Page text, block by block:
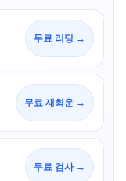
무료 리딩 →
무료 재회운 →
무료 검사 →